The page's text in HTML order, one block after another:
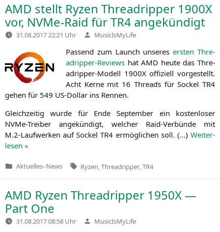
AMD stellt Ryzen Threadripper 1900X
vor, NVMe-Raid fürTR4 angekündigt
31.08.2017 22:21 Uhr Verfasst
von
MusicIsMyLife
Pas­send zum Launch unse­resers­ten Thre­
ad­rip­per-Reviews hatAMD heu­te das Thre­
ad­rip­per-Modell 1900Xoffi­zi­ell vor­ge­stellt.
Acht Ker­ne mit 16 Threads für Sockel TR4
gehen für 549 US-Dol­lar ins Rennen.
Gleich­zei­tig wur­de für Ende Sep­tem­ber ein kos­ten­lo­ser
NVMe-Trei­ber ange­kün­digt, wel­cher Raid-Ver­bün­de mit
M.2‑Laufwerken auf SockelTR4 ermög­li­chen soll. (…)Wei­ter­
le­sen »
Veröffentlicht
Aktuelles–News Tags:
Ryzen Threadripper TR4
AMD Ryzen Threadripper 1950X —
Part One
31.08.2017 08:58 Uhr Verfasst
von
MusicIsMyLife